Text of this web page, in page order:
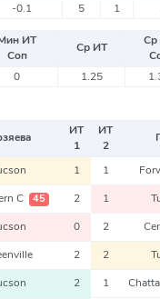
-0.1 5 1
ИТ
Соп
Ср ИТ
Ср
0 1.25
ИТ
1
ИТ
2
1 1
C 45 2 1
0 2
2 2
2 1